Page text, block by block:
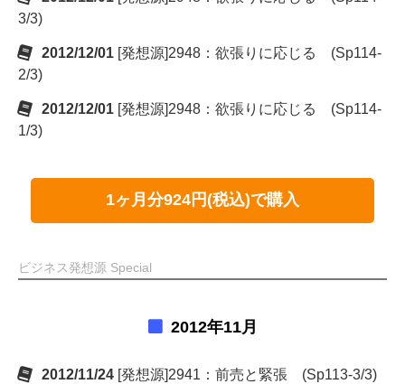
3/3)
2012/12/01 [発想源]2948：欲張りに応じる (Sp114-
2/3)
2012/12/01 [発想源]2948：欲張りに応じる (Sp114-
1/3)
1ヶ月分924円(税込)で購入
ビジネス発想源 Special
2012年11月
2012/11/24 [発想源]2941：前売と緊張 (Sp113-3/3)